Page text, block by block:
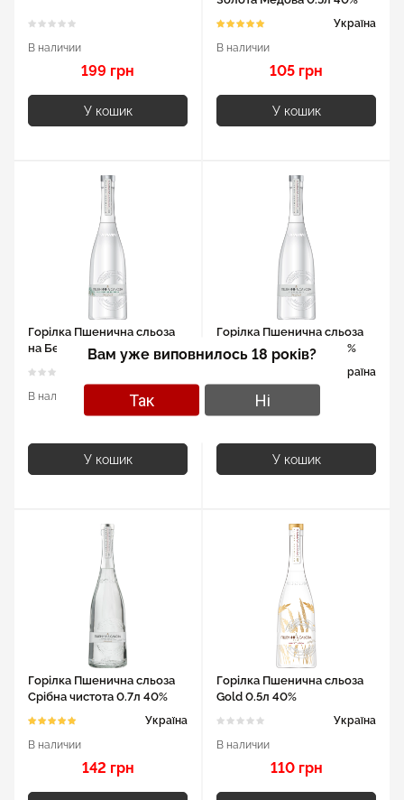
В наличии
199 грн
У кошик
Україна
В наличии
105 грн
У кошик
Горілка Пшенична сльоза
на Березових бруньках
В наличии
105 грн
У кошик
Горілка Пшенична сльоза
Срібна чистота 0.5л 40%
Україна
В наличии
105 грн
У кошик
Горілка Пшенична сльоза
Срібна чистота 0.7л 40%
Україна
В наличии
142 грн
Горілка Пшенична сльоза
Gold 0.5л 40%
Україна
В наличии
110 грн
Вам уже виповнилось 18 років?
Так Ні